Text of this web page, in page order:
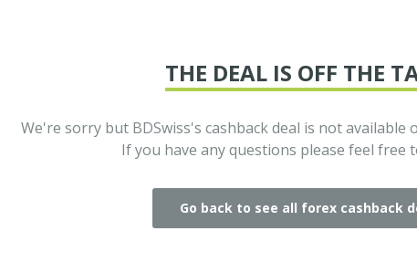
THE DEAL IS OFF THE
We're sorry but BDSwiss's cashback deal is not available
If you have any questions please feel free
Go back to see all forex cashback